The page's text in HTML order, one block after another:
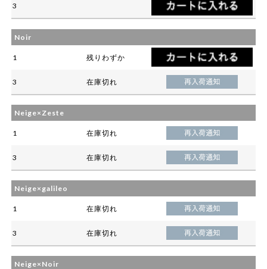
3
Noir
1 残りわずか
3 在庫切れ
Neige×Zeste
1 在庫切れ
3 在庫切れ
Neige×galileo
1 在庫切れ
3 在庫切れ
Neige×Noir